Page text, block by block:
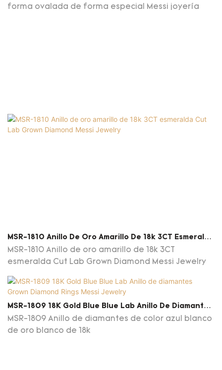
1811)
forma ovalada de forma especial Messi joyería
MSR-1810 Anillo De Oro Amarillo De 18k 3CT Esmeralda
Cut Lab Grown Diamond Messi Jewelry
MSR-1810 Anillo de oro amarillo de 18k 3CT
esmeralda Cut Lab Grown Diamond Messi Jewelry
MSR-1809 18K Gold Blue Blue Lab Anillo De Diamantes
Grown Diamond Rings Messi Jewelry
MSR-1809 Anillo de diamantes de color azul blanco
de oro blanco de 18k